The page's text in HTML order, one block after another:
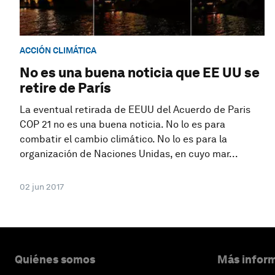
ACCIÓN CLIMÁTICA
No es una buena noticia que EE UU se
retire de París
La eventual retirada de EEUU del Acuerdo de Paris
COP 21 no es una buena noticia. No lo es para
combatir el cambio climático. No lo es para la
organización de Naciones Unidas, en cuyo mar...
02 jun 2017
Quiénes somos Más